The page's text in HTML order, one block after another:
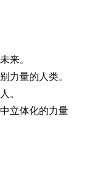
来。
力量的人类。
。
立体化的力量